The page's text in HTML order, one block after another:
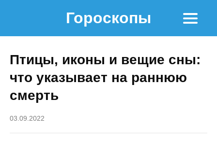
Гороскопы
Птицы, иконы и вещие сны:
что указывает на раннюю
смерть
03.09.2022